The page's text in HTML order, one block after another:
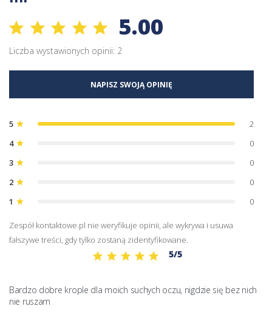
5.00
Liczba wystawionych opinii: 2
NAPISZ SWOJĄ OPINIĘ
5 star
2
4 star
0
3 star
0
2 star
0
1 star 0
Zespół kontaktowe.pl nie weryfikuje opinii, ale wykrywa i usuwa
fałszywe treści, gdy tylko zostaną zidentyfikowane.
5/5
Bardzo dobre krople dla moich suchych oczu, nigdzie się bez nich
nie ruszam